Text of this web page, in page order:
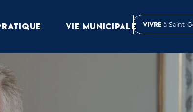
Vivre à Saint-
VIE MUNICIPALE